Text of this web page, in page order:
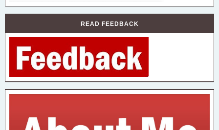
READ FEEDBACK